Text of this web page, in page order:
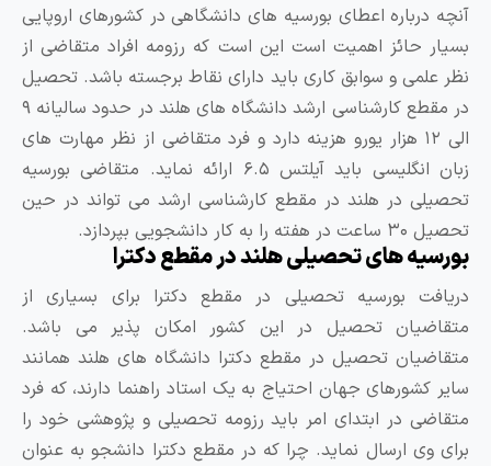
درباره اعطای بورسیه های دانشگاهی در کشورهای اروپایی
حائز اهمیت است این است که رزومه افراد متقاضی از
علمی و سوابق کاری باید دارای نقاط برجسته باشد. تحصیل
در مقطع کارشناسی ارشد دانشگاه های هلند در حدود سالیانه ۹
الی ۱۲ هزار یورو هزینه دارد و فرد متقاضی از نظر مهارت های
زبان انگلیسی باید آیلتس ۶.۵ ارائه نماید. متقاضی بورسیه
در هلند در مقطع کارشناسی ارشد می تواند در حین
ساعت در هفته را به کار دانشجویی بپردازد.
های تحصیلی هلند در مقطع دکترا
بورسیه تحصیلی در مقطع دکترا برای بسیاری از
تحصیل در این کشور امکان پذیر می باشد.
تحصیل در مقطع دکترا دانشگاه های هلند همانند
کشورهای جهان احتیاج به یک استاد راهنما دارند، که فرد
در ابتدای امر باید رزومه تحصیلی و پژوهشی خود را
وی ارسال نماید. چرا که در مقطع دکترا دانشجو به عنوان